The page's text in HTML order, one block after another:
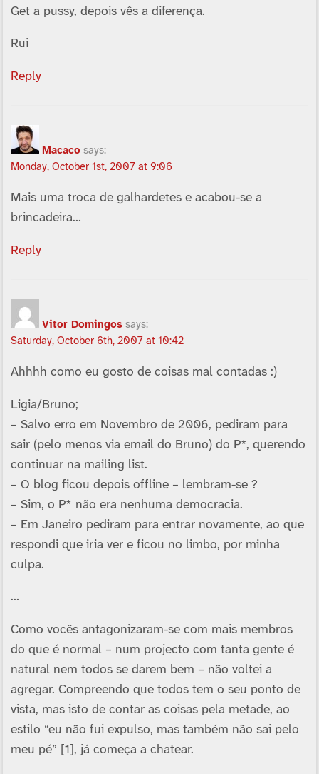
Get a pussy, depois vês a diferença.
Rui
Reply
Macaco says:
Monday, October 1st, 2007 at 9:06
Mais uma troca de galhardetes e acabou-se a
brincadeira…
Reply
Vitor Domingos says:
Saturday, October 6th, 2007 at 10:42
Ahhhh como eu gosto de coisas mal contadas :)
Ligia/Bruno;
– Salvo erro em Novembro de 2006, pediram para
sair (pelo menos via email do Bruno) do P*, querendo
continuar na mailing list.
– O blog ficou depois offline – lembram-se ?
– Sim, o P* não era nenhuma democracia.
– Em Janeiro pediram para entrar novamente, ao que
respondi que iria ver e ficou no limbo, por minha
culpa.
…
Como vocês antagonizaram-se com mais membros
do que é normal – num projecto com tanta gente é
natural nem todos se darem bem – não voltei a
agregar. Compreendo que todos tem o seu ponto de
vista, mas isto de contar as coisas pela metade, ao
estilo “eu não fui expulso, mas também não sai pelo
meu pé” [1], já começa a chatear.